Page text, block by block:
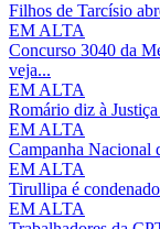
Filhos de Tarcísio
EM ALTA
Concurso 3040 da
veja...
EM ALTA
Romário diz à
EM ALTA
Campanha Nacional
EM ALTA
Tirullipa é
EM ALTA